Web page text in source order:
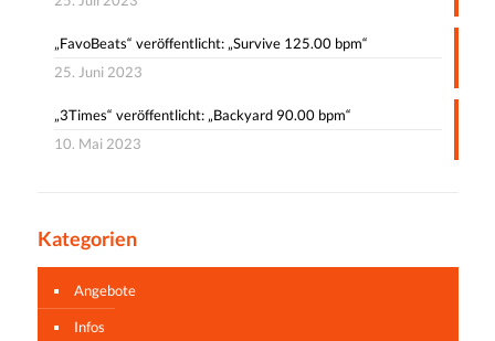
„FavoBeats“ veröffentlicht: „Survive 125.00 bpm“
25. Juni 2023
„3Times“ veröffentlicht: „Backyard 90.00 bpm“
10. Mai 2023
Kategorien
Angebote
Infos